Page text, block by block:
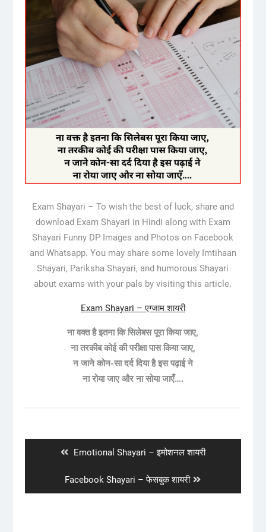
Exam Shayari – To wish the best of luck, share and
download Exam Shayari in Hindi along with Exam
Shayari Funny DP Images and Photos on Facebook
and Whatsapp. You may share some lovely Imtihaan
Shayari, Pariksha Shayari, and humorous Shayari
about exams with your pals by visiting this article.
Exam Shayari – एग्जाम शायरी
ना वक्त है इतना कि सिलेबस पूरा किया जाए,
ना तरकीब कोई की परीक्षा पास किया जाए,
न जाने कोन-सा दर्द दिया है इस पढ़ाई ने
ना रोया जाए और ना सोया जाएँ….
Previous
Emotional Shayari – इमोशनल शायरी
Next
post:
Facebook Shayari – फेसबुक शायरी